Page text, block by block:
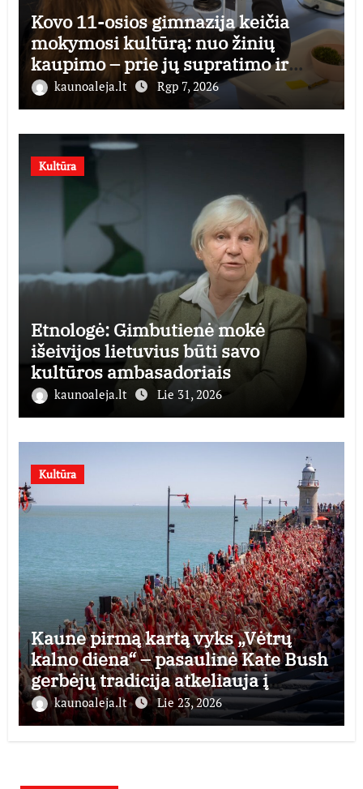
Kovo 11-osios gimnazija keičia
mokymosi kultūrą: nuo žinių
kaupimo – prie jų supratimo ir
taikymo
kaunoaleja.lt Rgp 7, 2026
Kultūra
Etnologė: Gimbutienė mokė
išeivijos lietuvius būti savo
kultūros ambasadoriais
kaunoaleja.lt Lie 31, 2026
Kultūra
Kaune pirmą kartą vyks „Vėtrų
kalno diena“ – pasaulinė Kate Bush
gerbėjų tradicija atkeliauja į
Lietuvą
kaunoaleja.lt Lie 23, 2026